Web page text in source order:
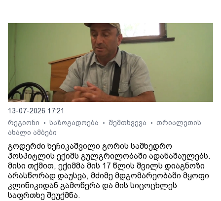
13-07-2026 17:21
რეგიონი
• საზოგადოება • შემთხვევა • თრიალეთის
ახალი ამბები
გოდერძი ხეჩიკაშვილი გორის სამხედრო
ჰოსპიტლის ექიმს გულგრილობაში ადანაშაულებს.
მისი თქმით, ექიმმა მის 17 წლის შვილს დიაგნოზი
არასწორად დაუსვა, მძიმე მდგომარეობაში მყოფი
კლინიკიდან გამოწერა და მის სიცოცხლეს
საფრთხე შეუქმნა.